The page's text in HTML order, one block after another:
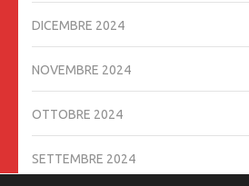
DICEMBRE 2024
NOVEMBRE 2024
OTTOBRE 2024
SETTEMBRE 2024